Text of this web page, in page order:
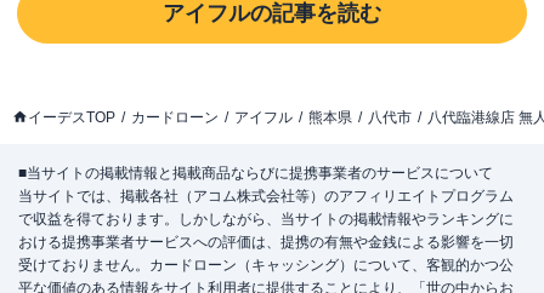
アイフルの記事を読む
イーデスTOP カードローン アイフル 熊本県 八代市 八代臨港線店 無
■当サイトの掲載情報と掲載商品ならびに提携事業者のサービスについて
当サイトでは、掲載各社（アコム株式会社等）のアフィリエイトプログラム
で収益を得ております。しかしながら、当サイトの掲載情報やランキングに
おける提携事業者サービスへの評価は、提携の有無や金銭による影響を一切
受けておりません。カードローン（キャッシング）について、客観的かつ公
平な価値のある情報をサイト利用者に提供することにより、「世の中からお